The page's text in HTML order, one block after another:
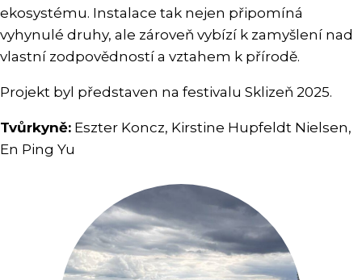
ekosystému. Instalace tak nejen připomíná
vyhynulé druhy, ale zároveň vybízí k zamyšlení nad
vlastní zodpovědností a vztahem k přírodě.
Projekt byl představen na festivalu Sklizeň 2025.
Tvůrkyně: Eszter Koncz, Kirstine Hupfeldt Nielsen,
En Ping Yu